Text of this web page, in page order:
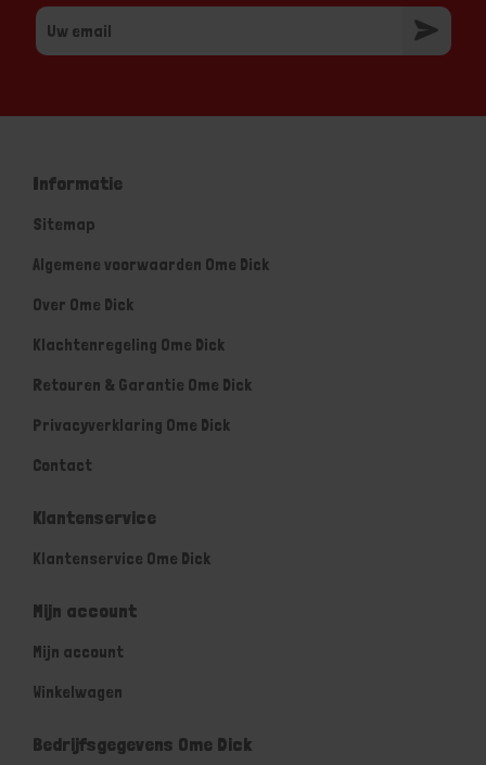
Informatie
Sitemap
Algemene voorwaarden Ome Dick
Over Ome Dick
Klachtenregeling Ome Dick
Retouren & Garantie Ome Dick
Privacyverklaring Ome Dick
Contact
Klantenservice
Klantenservice Ome Dick
Mijn account
Mijn account
Winkelwagen
Bedrijfsgegevens Ome Dick